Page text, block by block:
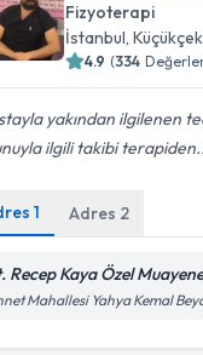
Fizyoterapi
İstanbul,
4.9 (334
yakından ilgilenen
ilgili takibi
1 Adres 2
Recep Kaya Özel
Mahallesi Yahya Kemal